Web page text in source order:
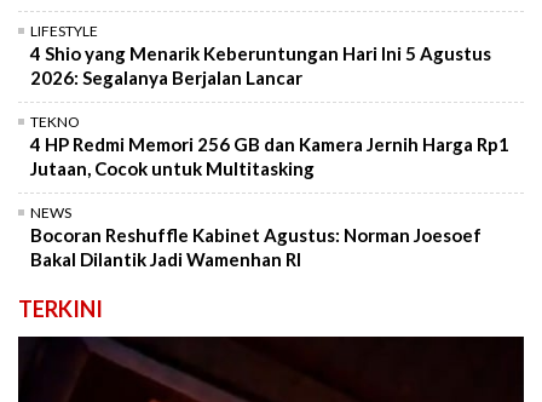
LIFESTYLE
4 Shio yang Menarik Keberuntungan Hari Ini 5 Agustus
2026: Segalanya Berjalan Lancar
TEKNO
4 HP Redmi Memori 256 GB dan Kamera Jernih Harga Rp1
Jutaan, Cocok untuk Multitasking
NEWS
Bocoran Reshuffle Kabinet Agustus: Norman Joesoef
Bakal Dilantik Jadi Wamenhan RI
TERKINI